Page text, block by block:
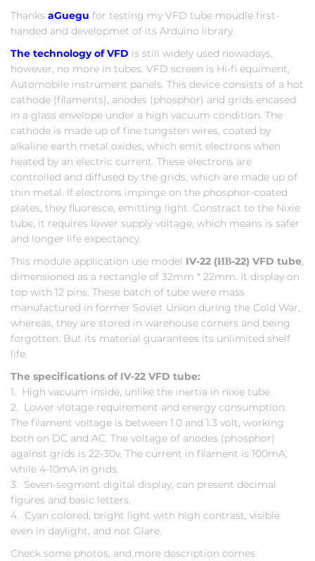
Thanks aGuegu for testing my VFD tube moudle first-
handed and developmet of its Arduino library.
The technology of VFD is still widely used nowadays,
however, no more in tubes. VFD screen is Hi-fi equiment,
Automobile instrument panels. This device consists of a hot
cathode (filaments), anodes (phosphor) and grids encased
in a glass envelope under a high vacuum condition. The
cathode is made up of fine tungsten wires, coated by
alkaline earth metal oxides, which emit electrons when
heated by an electric current. These electrons are
controlled and diffused by the grids, which are made up of
thin metal. If electrons impinge on the phosphor-coated
plates, they fluoresce, emitting light. Constract to the Nixie
tube, it requires lower supply voltage, which means is safer
and longer life expectancy.
This module application use model IV-22 (ИВ-22) VFD tube
dimensioned as a rectangle of 32mm * 22mm. It display on
top with 12 pins. These batch of tube were mass
manufactured in former Soviet Union during the Cold War,
whereas, they are stored in warehouse corners and being
forgotten. But its material guarantees its unlimited shelf
life.
The specifications of IV-22 VFD tube:
1. High vacuum inside, unlike the inertia in nixie tube.
2. Lower vlotage requirement and energy consumption.
The filament voltage is between 1.0 and 1.3 volt, working
both on DC and AC. The voltage of anodes (phosphor)
against grids is 22-30v. The current in filament is 100mA,
while 4-10mA in grids.
3. Seven-segment digital display, can present decimal
figures and basic letters.
4. Cyan colored, bright light with high contrast, visible
even in daylight, and not Glare.
Check some photos, and more description comes